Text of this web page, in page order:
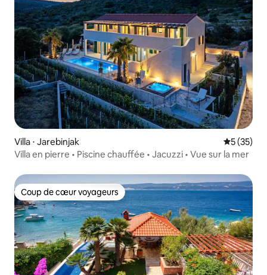
Villa ⋅ Jarebinjak
5 (35)
Villa en pierre • Piscine chauffée • Jacuzzi • Vue sur la mer
Coup de cœur voyageurs
Coup de cœur voyageurs